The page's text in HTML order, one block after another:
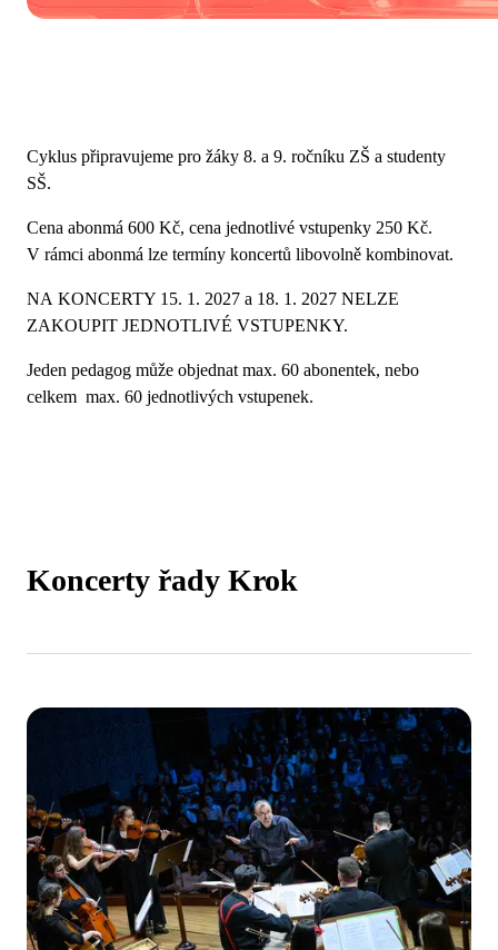
Cyklus připravujeme pro žáky 8. a 9. ročníku ZŠ a studenty
SŠ.
Cena abonmá 600 Kč, cena jednotlivé vstupenky 250 Kč.
V rámci abonmá lze termíny koncertů libovolně kombinovat.
NA KONCERTY 15. 1. 2027 a 18. 1. 2027 NELZE
ZAKOUPIT JEDNOTLIVÉ VSTUPENKY.
Jeden pedagog může objednat max. 60 abonentek, nebo
celkem max. 60 jednotlivých vstupenek.
Koncerty řady Krok